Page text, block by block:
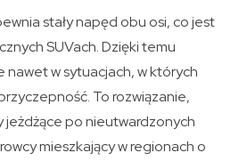
stały napęd obu osi, co jest
SUVach. Dzięki temu
nawet w sytuacjach, w których
To rozwiązanie,
po nieutwardzonych
mieszkający w regionach o